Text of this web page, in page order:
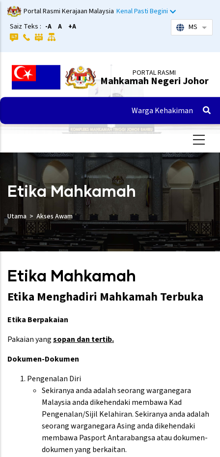
Langkau
ke
kandungan
utama
Portal Rasmi Kerajaan Malaysia Kenal Pasti Begini
Saiz Teks : -A A +A MS
PORTAL RASMI
Mahkamah Negeri Johor
Warga Kehakiman
Etika Mahkamah
Utama Akses Awam
Etika Mahkamah
Etika Menghadiri Mahkamah Terbuka
Etika Berpakaian
Pakaian yangsopan dan tertib.
Dokumen-Dokumen
Pengenalan Diri
Sekiranya anda adalah seorang warganegara
Malaysia anda dikehendaki membawa Kad
Pengenalan/Sijil Kelahiran. Sekiranya anda adalah
seorang warganegara Asing anda dikehendaki
membawa Pasport Antarabangsa atau dokumen-
dokumen yang berkaitan.